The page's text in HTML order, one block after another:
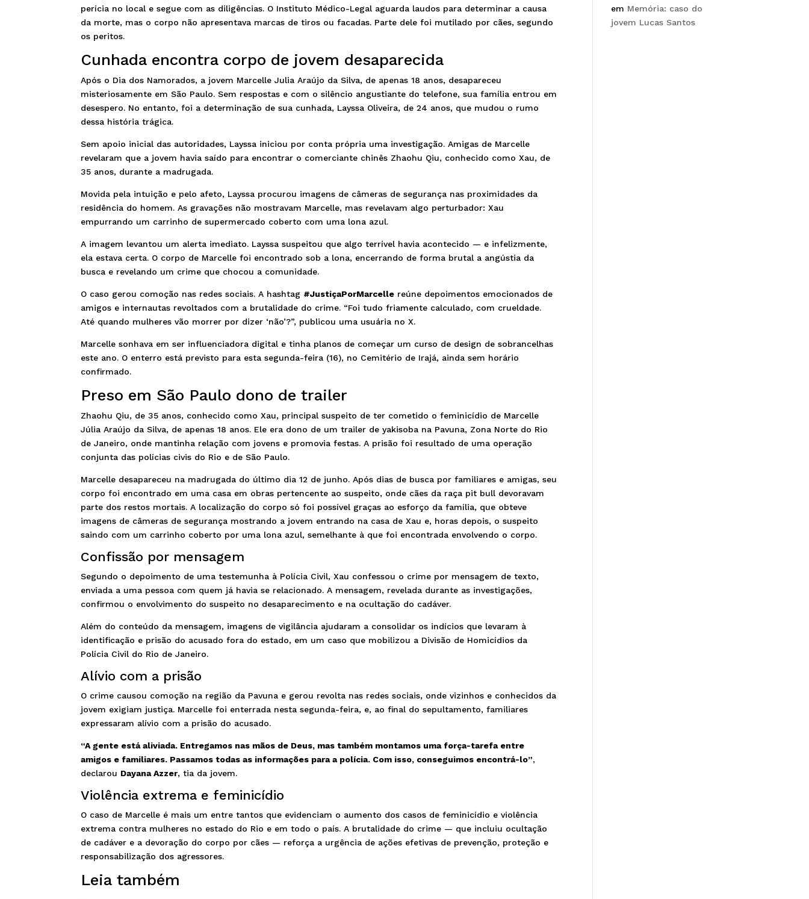
perícia no local e segue com as diligências. O Instituto Médico-Legal aguarda laudos para determinar a causa
da morte, mas o corpo não apresentava marcas de tiros ou facadas. Parte dele foi mutilado por cães, segundo
os peritos.
Cunhada encontra corpo de jovem desaparecida
Após o Dia dos Namorados, a jovem Marcelle Julia Araújo da Silva, de apenas 18 anos, desapareceu
misteriosamente em São Paulo. Sem respostas e com o silêncio angustiante do telefone, sua família entrou em
desespero. No entanto, foi a determinação de sua cunhada, Layssa Oliveira, de 24 anos, que mudou o rumo
dessa história trágica.
Sem apoio inicial das autoridades, Layssa iniciou por conta própria uma investigação. Amigas de Marcelle
revelaram que a jovem havia saído para encontrar o comerciante chinês Zhaohu Qiu, conhecido como Xau, de
35 anos, durante a madrugada.
Movida pela intuição e pelo afeto, Layssa procurou imagens de câmeras de segurança nas proximidades da
residência do homem. As gravações não mostravam Marcelle, mas revelavam algo perturbador: Xau
empurrando um carrinho de supermercado coberto com uma lona azul.
A imagem levantou um alerta imediato. Layssa suspeitou que algo terrível havia acontecido — e infelizmente,
ela estava certa. O corpo de Marcelle foi encontrado sob a lona, encerrando de forma brutal a angústia da
busca e revelando um crime que chocou a comunidade.
O caso gerou comoção nas redes sociais. A hashtag #JustiçaPorMarcelle reúne depoimentos emocionados de
amigos e internautas revoltados com a brutalidade do crime. “Foi tudo friamente calculado, com crueldade.
Até quando mulheres vão morrer por dizer ‘não’?”, publicou uma usuária no X.
Marcelle sonhava em ser influenciadora digital e tinha planos de começar um curso de design de sobrancelhas
este ano. O enterro está previsto para esta segunda-feira (16), no Cemitério de Irajá, ainda sem horário
confirmado.
Preso em São Paulo dono de trailer
Zhaohu Qiu, de 35 anos, conhecido como Xau, principal suspeito de ter cometido o feminicídio de Marcelle
Júlia Araújo da Silva, de apenas 18 anos. Ele era dono de um trailer de yakisoba na Pavuna, Zona Norte do Rio
de Janeiro, onde mantinha relação com jovens e promovia festas. A prisão foi resultado de uma operação
conjunta das polícias civis do Rio e de São Paulo.
Marcelle desapareceu na madrugada do último dia 12 de junho. Após dias de busca por familiares e amigas, seu
corpo foi encontrado em uma casa em obras pertencente ao suspeito, onde cães da raça pit bull devoravam
parte dos restos mortais. A localização do corpo só foi possível graças ao esforço da família, que obteve
imagens de câmeras de segurança mostrando a jovem entrando na casa de Xau e, horas depois, o suspeito
saindo com um carrinho coberto por uma lona azul, semelhante à que foi encontrada envolvendo o corpo.
Confissão por mensagem
Segundo o depoimento de uma testemunha à Polícia Civil, Xau confessou o crime por mensagem de texto,
enviada a uma pessoa com quem já havia se relacionado. A mensagem, revelada durante as investigações,
confirmou o envolvimento do suspeito no desaparecimento e na ocultação do cadáver.
Além do conteúdo da mensagem, imagens de vigilância ajudaram a consolidar os indícios que levaram à
identificação e prisão do acusado fora do estado, em um caso que mobilizou a Divisão de Homicídios da
Polícia Civil do Rio de Janeiro.
Alívio com a prisão
O crime causou comoção na região da Pavuna e gerou revolta nas redes sociais, onde vizinhos e conhecidos da
jovem exigiam justiça. Marcelle foi enterrada nesta segunda-feira, e, ao final do sepultamento, familiares
expressaram alívio com a prisão do acusado.
“A gente está aliviada. Entregamos nas mãos de Deus, mas também montamos uma força-tarefa entre
amigos e familiares. Passamos todas as informações para a polícia. Com isso, conseguimos encontrá-lo”,
declarou Dayana Azzer, tia da jovem.
Violência extrema e feminicídio
O caso de Marcelle é mais um entre tantos que evidenciam o aumento dos casos de feminicídio e violência
extrema contra mulheres no estado do Rio e em todo o país. A brutalidade do crime — que incluiu ocultação
de cadáver e a devoração do corpo por cães — reforça a urgência de ações efetivas de prevenção, proteção e
responsabilização dos agressores.
Leia também
em Memória: caso do
jovem Lucas Santos